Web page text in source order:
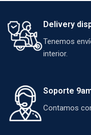
Delivery
Tenemos
interior.
Soporte
Contamos